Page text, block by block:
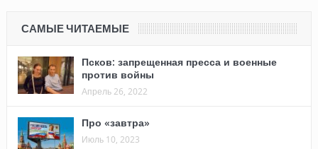
САМЫЕ ЧИТАЕМЫЕ
Псков: запрещенная пресса и военные
против войны
Апрель 26, 2022
Про «завтра»
Июль 10, 2023